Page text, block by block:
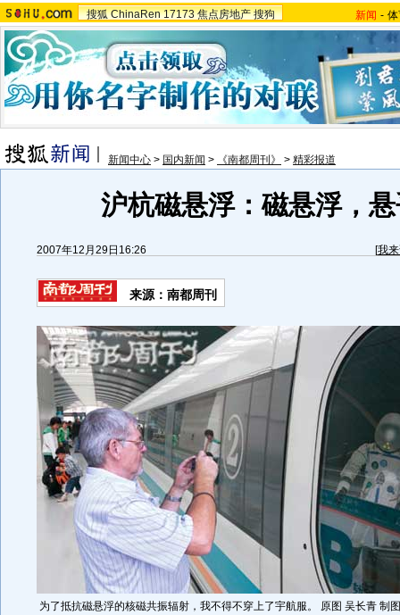
搜狐 ChinaRen 17173 焦点房地产 搜狗 新闻 -
新闻中心 > 国内新闻 > 《南都周刊》 > 精彩报道
沪杭磁悬浮：磁悬浮，
2007年12月29日16:26 [我
来源：南都周刊
为了抵抗磁悬浮的核磁共振辐射，我不得不穿上了宇航服。 原图 吴长青 制